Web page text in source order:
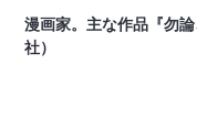
漫画家。主な作品『勿
社）